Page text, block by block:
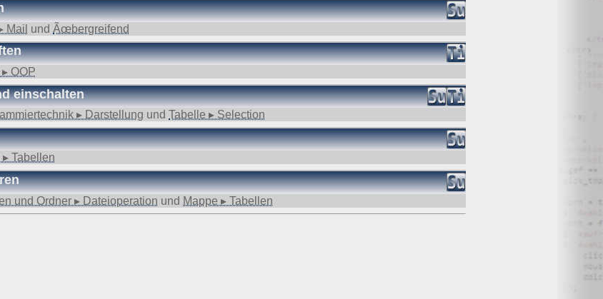
Mail und Ãœbergreifend
OOP
einschalten
▸ Darstellung und Tabelle ▸ Selection
▸ Tabellen
und Ordner ▸ Dateioperation und Mappe ▸ Tabellen